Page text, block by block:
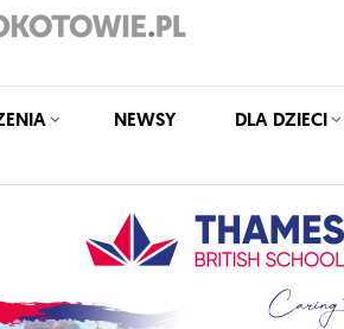
NEWSY DLA DZIECI